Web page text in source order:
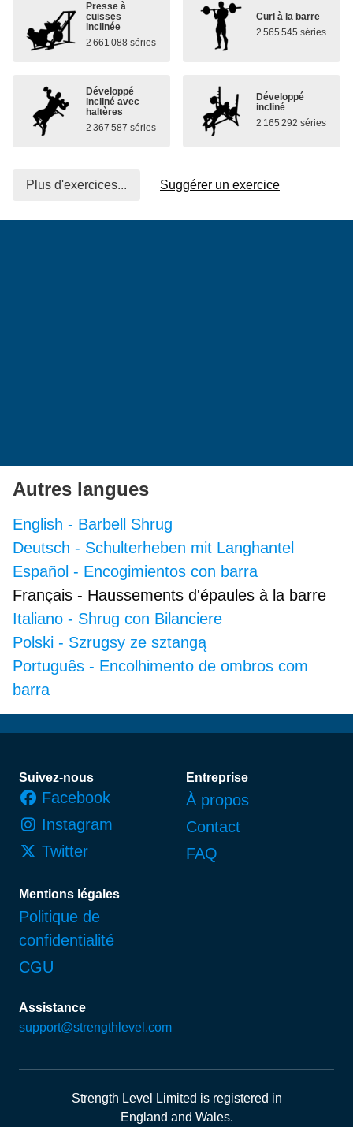
Presse à
cuisses
inclinée
2 661 088 séries
Curl à la barre
2 565 545 séries
Développé
incliné avec
haltères
2 367 587 séries
Développé
incliné
2 165 292 séries
Plus d'exercices... Suggérer un exercice
Autres langues
English - Barbell Shrug
Deutsch - Schulterheben mit Langhantel
Español - Encogimientos con barra
Français - Haussements d'épaules à la barre
Italiano - Shrug con Bilanciere
Polski - Szrugsy ze sztangą
Português - Encolhimento de ombros com
barra
Pied de page
Suivez-nous
Facebook
Instagram
Twitter
Entreprise
À propos
Contact
FAQ
Mentions légales
Politique de
confidentialité
CGU
Assistance
support@strengthlevel.com
Strength Level Limited is registered in
England and Wales.